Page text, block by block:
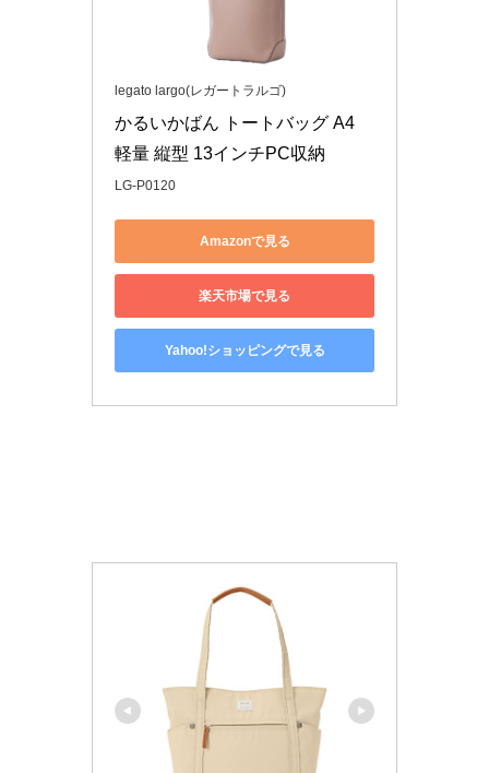
legato largo(レガートラルゴ)
かるいかばん トートバッグ A4
軽量 縦型 13インチPC収納
LG-P0120
Amazonで見る
楽天市場で見る
Yahoo!ショッピングで見る